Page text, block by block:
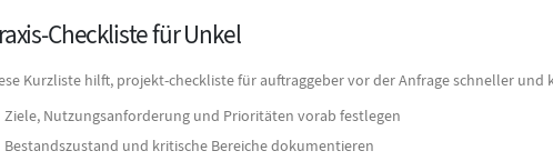
Checkliste für Unkel
Kurzliste hilft, projekt-checkliste für auftraggeber vor der Anfrage schneller und
Ziele, Nutzungsanforderung und Prioritäten vorab festlegen
Bestandszustand und kritische Bereiche dokumentieren